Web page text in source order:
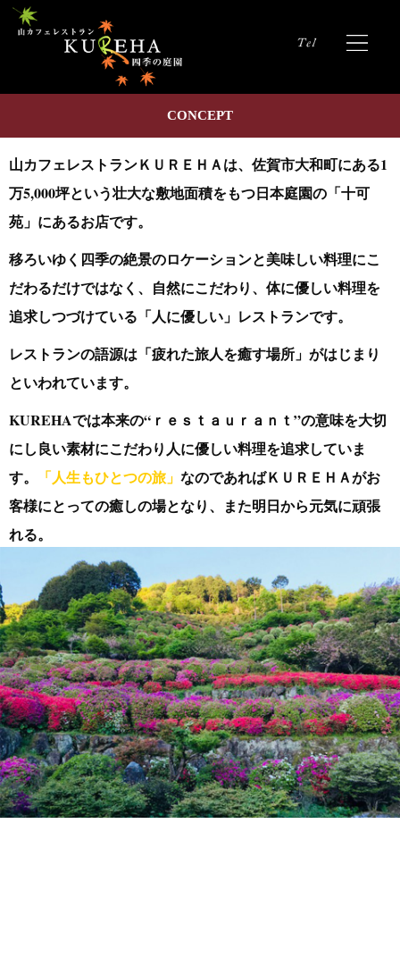
CONCEPT
山カフェレストランＫＵＲＥＨＡは、 佐賀市大和町にある1
万5,000坪という壮大な敷地面積をもつ日本庭園の「十可
苑」にあるお店です。
移ろいゆく四季の絶景のロケーションと美味しい料理にこ
だわるだけではなく、 自然にこだわり、体に優しい料理を
追求しつづけている「人に優しい」レストランです。
レストランの語源は「疲れた旅人を癒す場所」がはじまり
といわれています。
KUREHAでは本来の“ｒｅｓｔａｕｒａｎｔ”の意味を大切
にし良い素材にこだわり人に優しい料理を追求していま
す。
「人生もひとつの旅」 なのであればＫＵＲＥＨＡがお
客様にとっての癒しの場となり、
また明日から元気に頑張
れる。
皆様にとってそんな活力の場となれるようなレストランで
ありますように。